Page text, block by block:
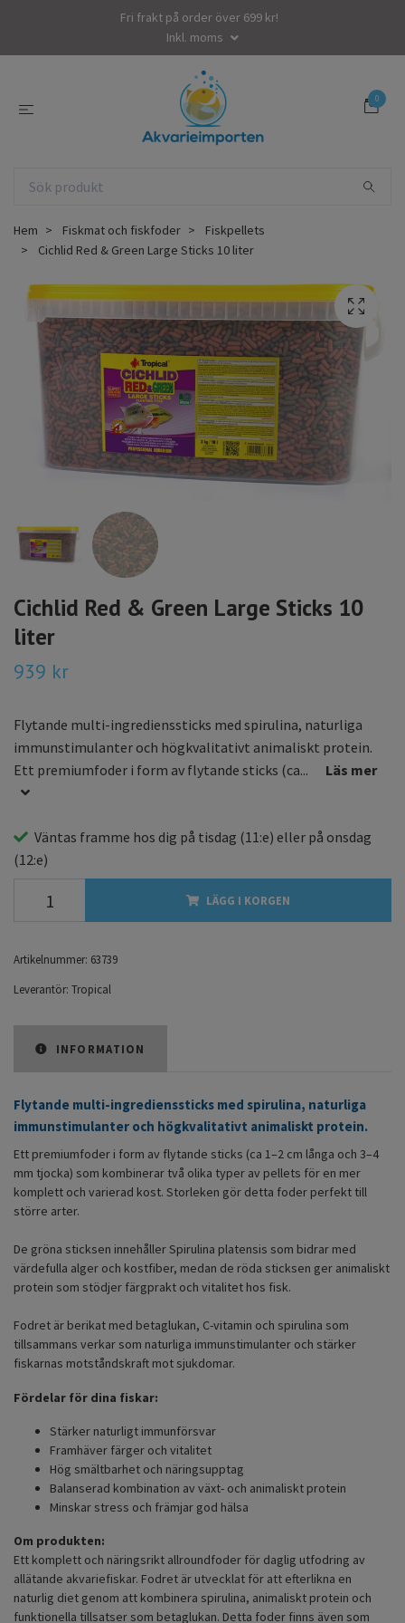
Fri frakt på order över 699 kr!
Inkl. moms
0
Hem Fiskmat och fiskfoder
Fiskpellets
Cichlid Red & Green Large Sticks 10 liter
Cichlid Red & Green Large Sticks 10
liter
939 kr
Flytande multi-ingredienssticks med spirulina, naturliga
immunstimulanter och högkvalitativt animaliskt protein.
Ett premiumfoder i form av flytande sticks (ca...
Läs mer
Väntas framme hos dig på tisdag (11:e) eller på onsdag
(12:e)
LÄGG I KORGEN
Artikelnummer: 63739
Leverantör: Tropical
INFORMATION
Flytande multi-ingredienssticks med spirulina, naturliga
immunstimulanter och högkvalitativt animaliskt protein.
Ett premiumfoder i form av flytande sticks (ca 1–2 cm långa och 3–4
mm tjocka) som kombinerar två olika typer av pellets för en mer
komplett och varierad kost. Storleken gör detta foder perfekt till
större arter.
De gröna sticksen innehåller Spirulina platensis som bidrar med
värdefulla alger och kostfiber, medan de röda sticksen ger animaliskt
protein som stödjer färgprakt och vitalitet hos fisk.
Fodret är berikat med betaglukan, C-vitamin och spirulina som
tillsammans verkar som naturliga immunstimulanter och stärker
fiskarnas motståndskraft mot sjukdomar.
Fördelar för dina fiskar:
Stärker naturligt immunförsvar
Framhäver färger och vitalitet
Hög smältbarhet och näringsupptag
Balanserad kombination av växt- och animaliskt protein
Minskar stress och främjar god hälsa
Om produkten:
Ett komplett och näringsrikt allroundfoder för daglig utfodring av
allätande akvariefiskar. Fodret är utvecklat för att efterlikna en
naturlig diet genom att kombinera spirulina, animaliskt protein och
funktionella tillsatser som betaglukan. Detta foder finns även som